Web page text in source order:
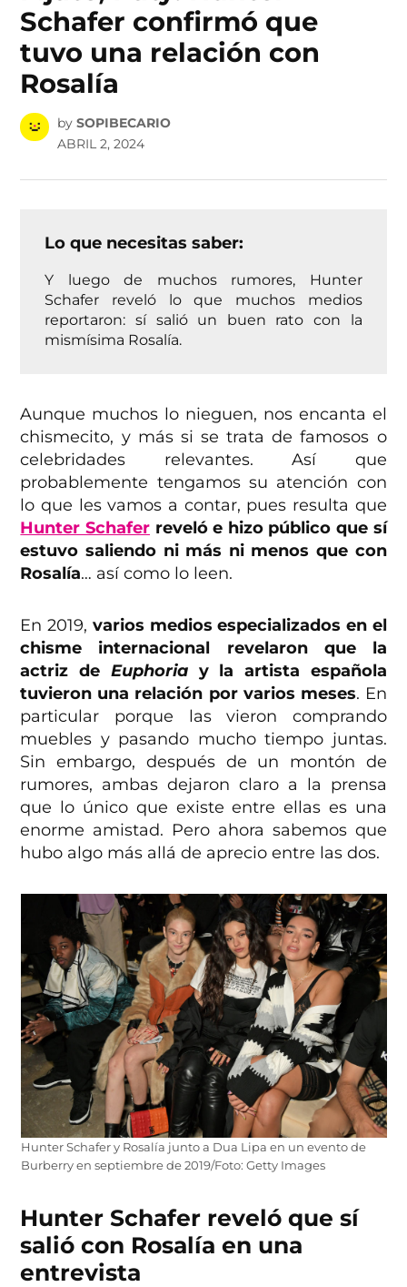
Schafer confirmó que
tuvo una relación con
Rosalía
by SOPIBECARIO
ABRIL 2, 2024
Lo que necesitas saber:
Y luego de muchos rumores, Hunter
Schafer reveló lo que muchos medios
reportaron: sí salió un buen rato con la
mismísima Rosalía.
Aunque muchos lo nieguen, nos encanta el
chismecito, y más si se trata de famosos o
celebridades relevantes. Así que
probablemente tengamos su atención con
lo que les vamos a contar, pues resulta que
Hunter Schafer reveló e hizo público que sí
estuvo saliendo ni más ni menos que con
Rosalía… así como lo leen.
En 2019, varios medios especializados en el
chisme internacional revelaron que la
actriz de Euphoriay la artista española
tuvieron una relación por varios meses. En
particular porque las vieron comprando
muebles y pasando mucho tiempo juntas.
Sin embargo, después de un montón de
rumores, ambas dejaron claro a la prensa
que lo único que existe entre ellas es una
enorme amistad. Pero ahora sabemos que
hubo algo más allá de aprecio entre las dos.
Hunter Schafer y Rosalía junto a Dua Lipa en un evento de
Burberry en septiembre de 2019/Foto: Getty Images
Hunter Schafer reveló que sí
salió con Rosalía en una
entrevista